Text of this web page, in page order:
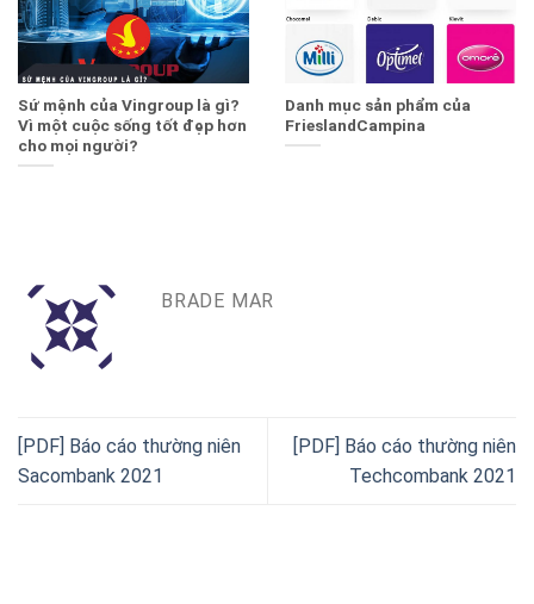
Sứ mệnh của Vingroup là gì?
Vì một cuộc sống tốt đẹp hơn
cho mọi người?
Danh mục sản phẩm của
FrieslandCampina
BRADE MAR
[PDF] Báo cáo thường niên
Sacombank 2021
[PDF] Báo cáo thường niên
Techcombank 2021